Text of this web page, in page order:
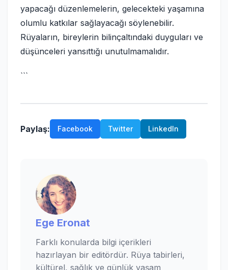
yapacağı düzenlemelerin, gelecekteki yaşamına
olumlu katkılar sağlayacağı söylenebilir.
Rüyaların, bireylerin bilinçaltındaki duyguları ve
düşünceleri yansıttığı unutulmamalıdır.
```
Paylaş: Facebook Twitter LinkedIn
Ege Eronat
Farklı konularda bilgi içerikleri
hazırlayan bir editördür. Rüya tabirleri,
kültürel, sağlık ve günlük yaşam